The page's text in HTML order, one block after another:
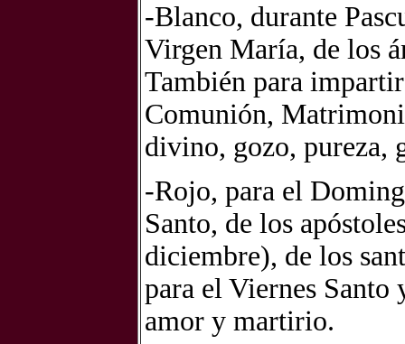
-Blanco, durante
Virgen María, de los
También para
Comunión,
divino, gozo, pureza,
-Rojo, para el
Santo, de los
diciembre), de los
para el Viernes
amor y martirio.